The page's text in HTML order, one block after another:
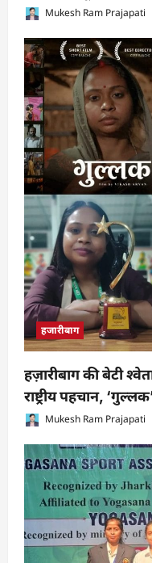
Mukesh Ram Prajapati
हजारीबाग
हज़ारीबाग की बेटी
राष्ट्रीय पहचान,
Mukesh Ram Prajapati